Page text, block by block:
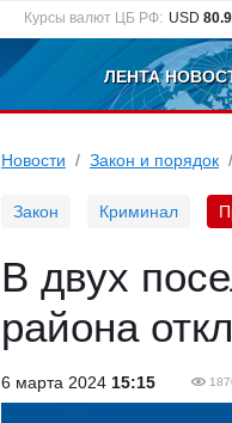
Курсы валют ЦБ РФ: USD
ЛЕНТА
Новости Закон и порядок
Закон Криминал
В двух
района
6 марта 2024 15:15